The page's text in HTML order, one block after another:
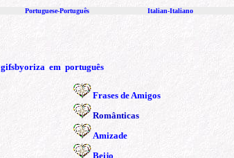
Portuguese-Português Italian-Italiano
gifsbyoriza em português
Frases de Amigos
Românticas
Amizade
Beijo